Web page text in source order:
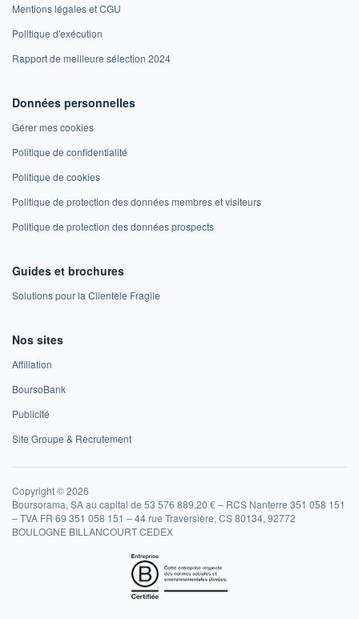
Mentions légales et CGU
Politique d'exécution
Rapport de meilleure sélection 2024
Données personnelles
Gérer mes cookies
Politique de confidentialité
Politique de cookies
Politique de protection des données membres et visiteurs
Politique de protection des données prospects
Guides et brochures
Solutions pour la Clientèle Fragile
Nos sites
Affiliation
BoursoBank
Publicité
Site Groupe & Recrutement
Copyright © 2026
Boursorama, SA au capital de 53 576 889,20 € – RCS Nanterre 351 058 151
– TVA FR 69 351 058 151 – 44 rue Traversière, CS 80134, 92772
BOULOGNE BILLANCOURT CEDEX